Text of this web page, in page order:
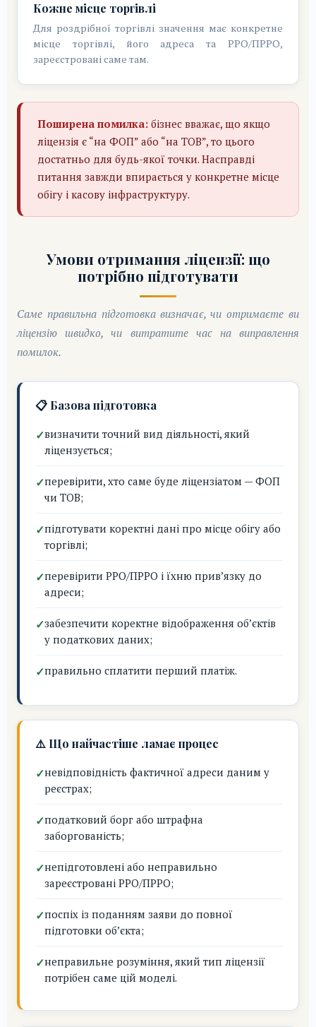
Кожне місце торгівлі
Для роздрібної торгівлі значення має конкретне
місце торгівлі, його адреса та РРО/ПРРО,
зареєстровані саме там.
Поширена помилка: бізнес вважає, що якщо
ліцензія є “на ФОП” або “на ТОВ”, то цього
достатньо для будь-якої точки. Насправді
питання завжди впирається у конкретне місце
обігу і касову інфраструктуру.
Умови отримання ліцензії: що
потрібно підготувати
Саме правильна підготовка визначає, чи отримаєте ви
ліцензію швидко, чи витратите час на виправлення
помилок.
📋 Базова підготовка
визначити точний вид діяльності, який
ліцензується;
перевірити, хто саме буде ліцензіатом — ФОП
чи ТОВ;
підготувати коректні дані про місце обігу або
торгівлі;
перевірити РРО/ПРРО і їхню прив’язку до
адреси;
забезпечити коректне відображення об’єктів
у податкових даних;
правильно сплатити перший платіж.
⚠️ Що найчастіше ламає процес
невідповідність фактичної адреси даним у
реєстрах;
податковий борг або штрафна
заборгованість;
непідготовлені або неправильно
зареєстровані РРО/ПРРО;
поспіх із поданням заяви до повної
підготовки об’єкта;
неправильне розуміння, який тип ліцензії
потрібен саме цій моделі.